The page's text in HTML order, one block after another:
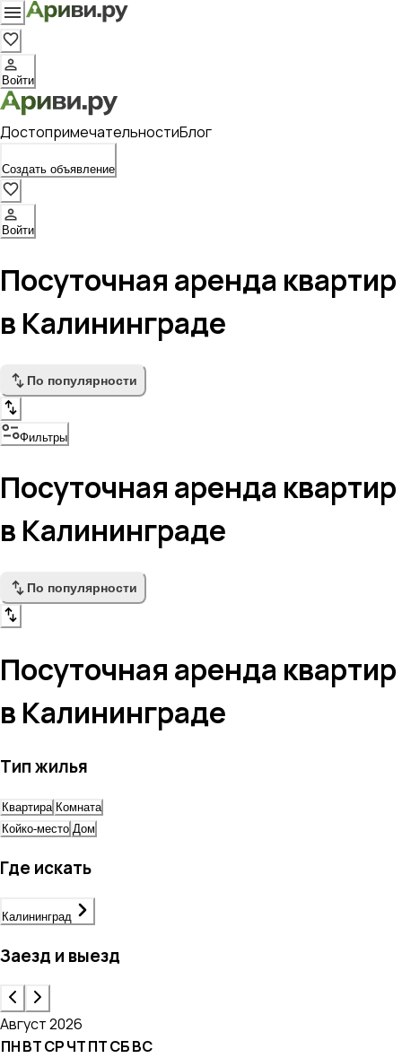
Войти
ДостопримечательностиБлог
Создать объявление
Войти
Посуточная аренда квартир
в Калининграде
По популярности
Фильтры
Посуточная аренда квартир
в Калининграде
По популярности
Посуточная аренда квартир
в Калининграде
Тип жилья
Квартира Комната
Койко-место Дом
Где искать
Калининград
Заезд и выезд
Август 2026
ПНВТСРЧТПТСБВС